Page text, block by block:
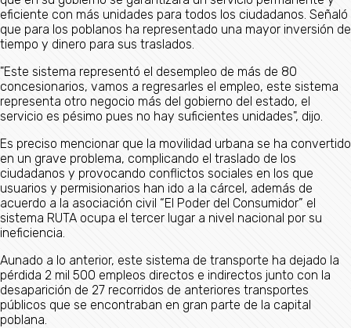
eficiente con más unidades para todos los ciudadanos. Señaló
que para los poblanos ha representado una mayor inversión de
tiempo y dinero para sus traslados.
"Este sistema representó el desempleo de más de 80
concesionarios, vamos a regresarles el empleo, este sistema
representa otro negocio más del gobierno del estado, el
servicio es pésimo pues no hay suficientes unidades", dijo.
Es preciso mencionar que la movilidad urbana se ha convertido
en un grave problema, complicando el traslado de los
ciudadanos y provocando conflictos sociales en los que
usuarios y permisionarios han ido a la cárcel, además de
acuerdo a la asociación civil “El Poder del Consumidor” el
sistema RUTA ocupa el tercer lugar a nivel nacional por su
ineficiencia.
Aunado a lo anterior, este sistema de transporte ha dejado la
pérdida 2 mil 500 empleos directos e indirectos junto con la
desaparición de 27 recorridos de anteriores transportes
públicos que se encontraban en gran parte de la capital
poblana.